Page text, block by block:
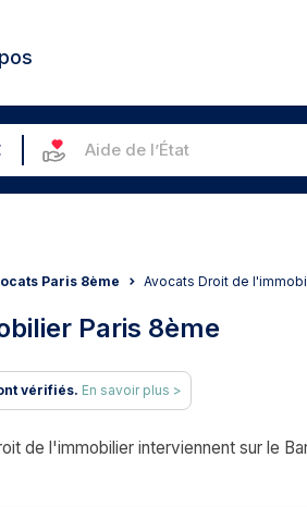
Aide de l’État
Paris 8ème Avocats Droit de
Paris 8ème
vérifiés. En savoir plus >
de l'immobilier interviennent sur le